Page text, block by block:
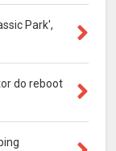
Park',
do reboot